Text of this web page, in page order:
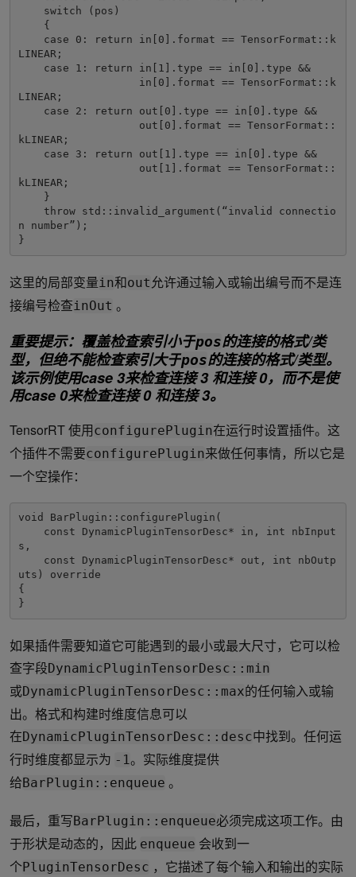
LINEAR;
LINEAR;
kLINEAR;
kLINEAR;
n number”);
}
这里的局部变量in和out 允许通过输入或输出编号而不是连
接编号检查inOut 。
重要提示：覆盖检查索引小于pos的连接的格式/类
型，但绝不能检查索引大于pos的连接的格式/类型。
该示例使用case 3来检查连接 3 和连接 0，而不是使
用case 0来检查连接 0 和连接 3。
TensorRT 使用configurePlugin在运行时设置插件。这
个插件不需要configurePlugin来做任何事情，所以它是
一个空操作：
void BarPlugin::configurePlugin(
s,
uts) override
{
}
如果插件需要知道它可能遇到的最小或最大尺寸，它可以检
查字段DynamicPluginTensorDesc::min
或DynamicPluginTensorDesc::max的任何输入或输
出。格式和构建时维度信息可以
在DynamicPluginTensorDesc::desc中找到。任何运
行时维度都显示为 -1 。实际维度提供
给BarPlugin::enqueue 。
最后，重写BarPlugin::enqueue必须完成这项工作。由
于形状是动态的，因此 enqueue 会收到一
个PluginTensorDesc ，它描述了每个输入和输出的实际